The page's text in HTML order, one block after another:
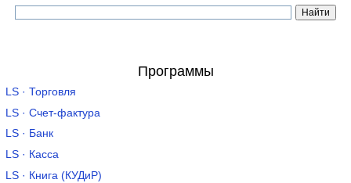
Программы
LS · Торговля
LS · Счет-фактура
LS · Банк
LS · Касса
LS · Книга (КУДиР)